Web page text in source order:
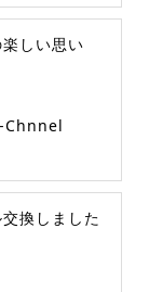
楽しい思い
Chnnel
換しました